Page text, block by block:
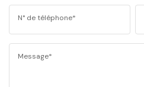
N° de téléphone*
Message*